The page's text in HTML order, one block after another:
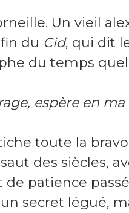
Un vieil
du Cid, qui dit
du temps
espère en ma
toute la
des siècles,
de patience
secret légué,